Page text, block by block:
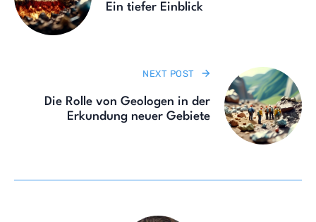
Ein tiefer Einblick
NEXT POST
Die Rolle von Geologen in der
Erkundung neuer Gebiete